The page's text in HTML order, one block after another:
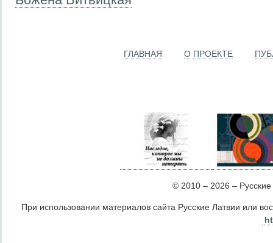
ГЛАВНАЯ О ПРОЕКТЕ
© 2010 – 2026 –
При использовании материалов сайта Русские Латвии или